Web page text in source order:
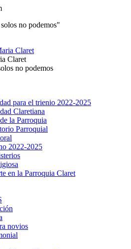
no podemos"
Claret
no podemos
para el trienio 2022-2025
Claretiana
la Parroquia
Parroquial
2022-2025
en la Parroquia Claret
novios